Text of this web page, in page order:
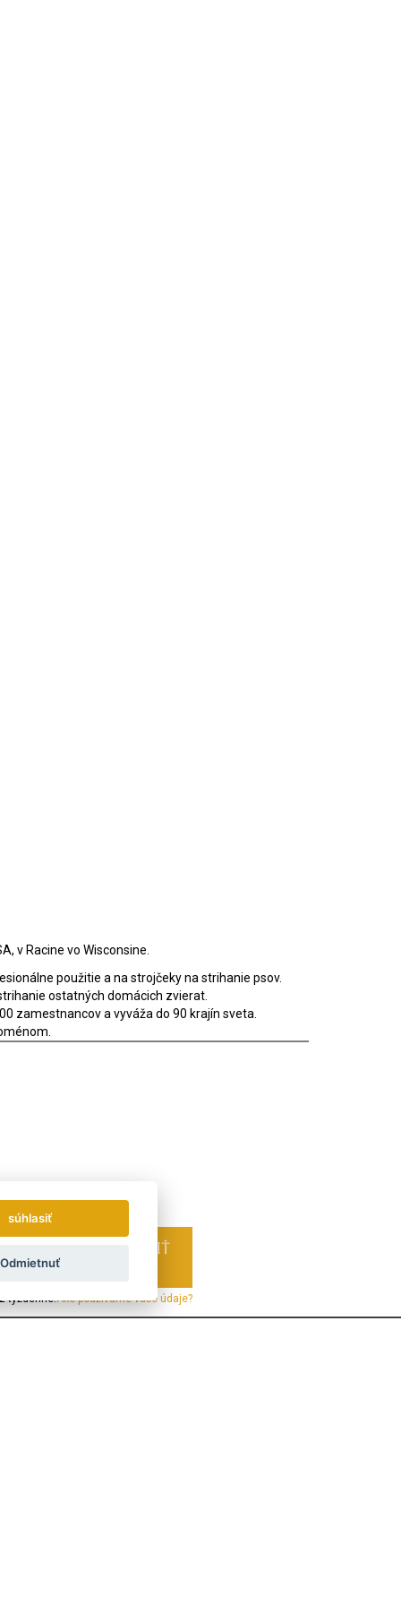
v Racine vo Wisconsine.
použitie a na strojčeky na strihanie psov.
ostatných domácich zvierat.
zamestnancov a vyváža do 90 krajín sveta.
týždenne.Ako používame vaše údaje?
súhlasiť
Odmietnuť